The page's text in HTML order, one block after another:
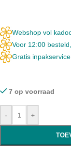
Webshop vol
Voor 12:00
Gratis inpakservice
7 op voorraad
- +